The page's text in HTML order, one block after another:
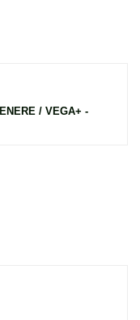
/ VEGA+ -